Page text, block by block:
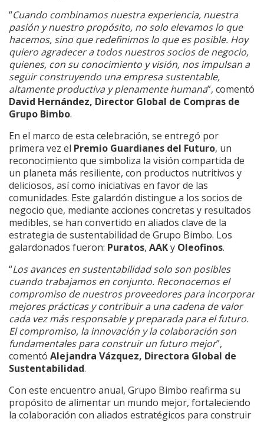
“Cuando combinamos nuestra experiencia, nuestra
pasión y nuestro propósito, no solo elevamos lo que
hacemos, sino queredefinimos lo que es posible. Hoy
quiero agradecer a todos nuestros socios de negocio,
quienes, con su conocimiento y visión, nos impulsan a
seguir construyendo una empresa sustentable,
altamente productiva y plenamente humana”, comentó
David Hernández, Director Global de Compras de
Grupo Bimbo.
En el marco de esta celebración, se entregó por
primera vez el Premio Guardianes del Futuro, un
reconocimiento que simboliza la visión compartida de
un planeta más resiliente, con productos nutritivos y
deliciosos, así como iniciativas en favor de las
comunidades. Este galardón distingue a los socios de
negocio que, mediante acciones concretas y resultados
medibles, se han convertido en aliados clave de la
estrategia de sustentabilidad de Grupo Bimbo. Los
galardonados fueron: Puratos, AAKy Oleofinos.
“Los avances en sustentabilidad solo son posibles
cuando trabajamos en conjunto. Reconocemos el
compromiso de nuestros proveedores para incorporar
mejores prácticas y contribuir a una cadena de valor
cada vez más responsable y preparada para el futuro.
El compromiso, la innovación y la colaboración son
fundamentales para construir un futuro mejor”,
comentó Alejandra Vázquez, Directora Global de
Sustentabilidad.
Con este encuentro anual, Grupo Bimbo reafirma su
propósito de alimentar un mundo mejor, fortaleciendo
la colaboración con aliados estratégicos para construir